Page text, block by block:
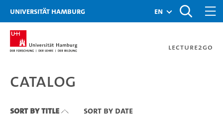
Zu den Filtern
Zur Metanavigation
Zur Hauptnavigation
Zur Suche
Zum Inhalt
Zum Seitenfuss
Universität Hamburg en
Lecture2Go
Catalog
Catalog
Sort By Title Sort By Date